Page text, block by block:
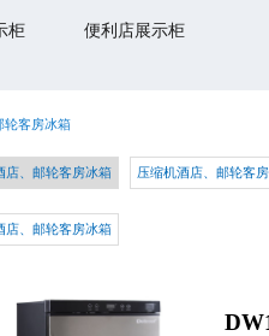
柜 便利店展示柜
轮客房冰箱
店、邮轮客房冰箱 压缩机酒店、邮轮客
店、邮轮客房冰箱